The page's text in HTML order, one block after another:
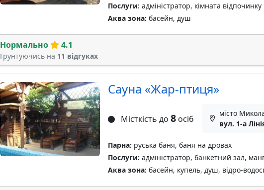
Послуги: адміністратор, кімната відпочинку
Аква зона: басейн, душ
Нормально 4.1
Грунтуючись на 11 відгуках
Сауна «Жар-птиця»
Місткість до 8осіб
місто
вул. 1-а
Парна: руська баня, баня на дровах
Послуги: адміністратор, банкетний зал,
Аква зона: басейн, купель, душ, відро-